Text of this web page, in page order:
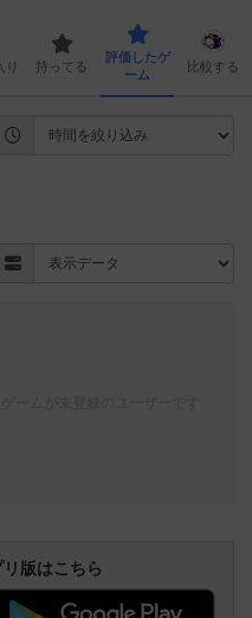
り 持ってる
評価したゲ
ーム
比較する
版はこちら